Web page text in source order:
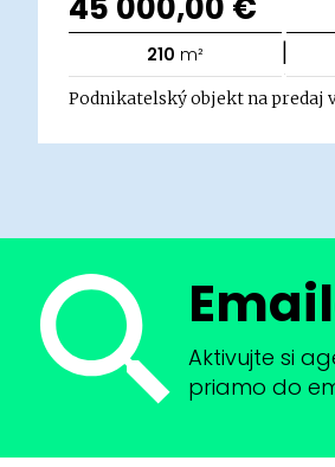
210 m² |
Podnikatelský objekt na predaj
Aktivujte si
priamo do